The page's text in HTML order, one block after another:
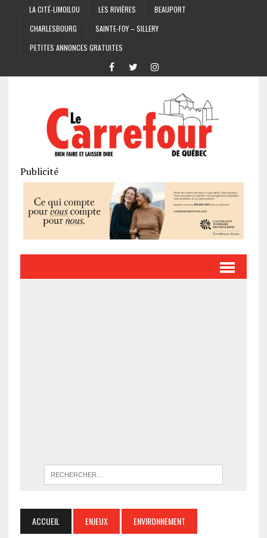
LA CITÉ-LIMOILOU LES RIVIÈRES
BEAUPORT
CHARLESBOURG
SAINTE-FOY – SILLERY
PETITES ANNONCES GRATUITES
Publicité
ACCUEIL ENJEUX ENVIRONNEMENT